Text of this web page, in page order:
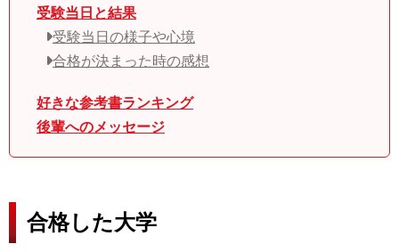
受験当日と結果
受験当日の様子や心境
合格が決まった時の感想
好きな参考書ランキング
後輩へのメッセージ
合格した大学